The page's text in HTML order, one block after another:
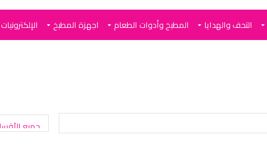
التحف والهدايا المطبخ وأدوات الطعام اجهزة المطبخ الإلكترونيات